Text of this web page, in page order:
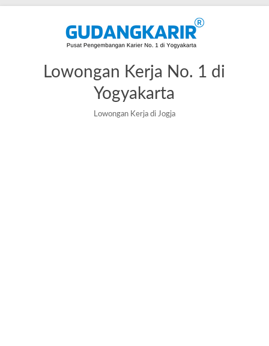
Lowongan Kerja No. 1 di
Yogyakarta
Lowongan Kerja di Jogja